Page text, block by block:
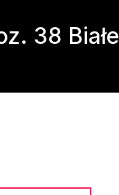
38 Białe